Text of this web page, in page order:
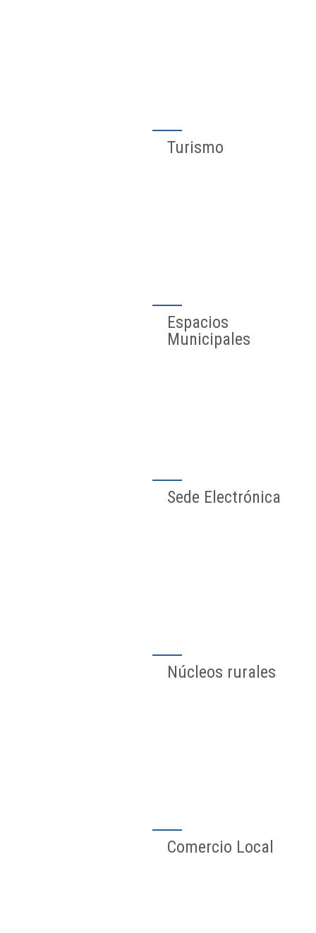
Turismo
Espacios
Municipales
Sede Electrónica
Núcleos rurales
Comercio Local